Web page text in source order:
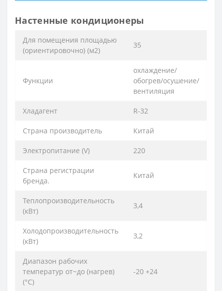
Настенные кондиционеры
Для помещения площадью
(ориентировочно) (м2)
35
Функции
охлаждение/
обогрев/осушение/
вентиляция
Хладагент R-32
Страна производитель Китай
Электропитание (V) 220
Страна регистрации
бренда.
Китай
Теплопроизводительность
(кВт)
3,4
Холодопроизводительность
(кВт)
3,2
Диапазон рабочих
температур от~до (нагрев)
(°C)
-20 +24